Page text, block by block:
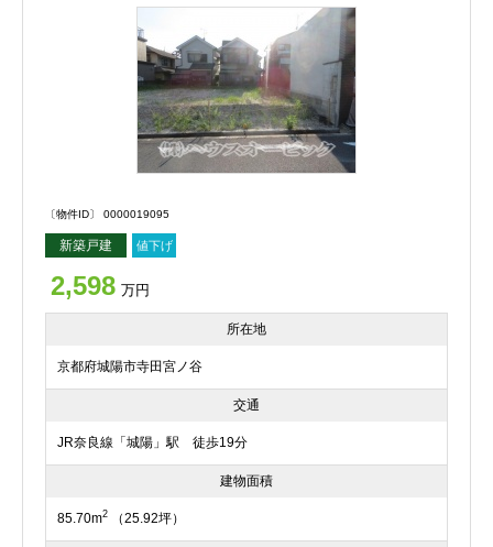
〔物件ID〕 0000019095
新築戸建 値下げ
2,598 万円
所在地
京都府城陽市寺田宮ノ谷
交通
JR奈良線「城陽」駅 徒歩19分
建物面積
85.70m2 （25.92坪）